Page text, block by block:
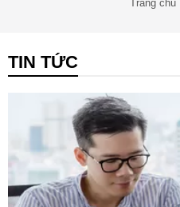
Trang chủ
TIN TỨC